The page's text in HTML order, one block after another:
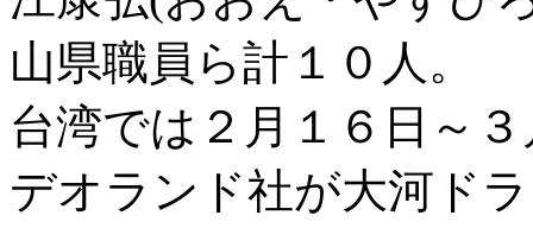
山県職員ら計１０人。
台湾では２月１６日～
デオランド社が大河ド